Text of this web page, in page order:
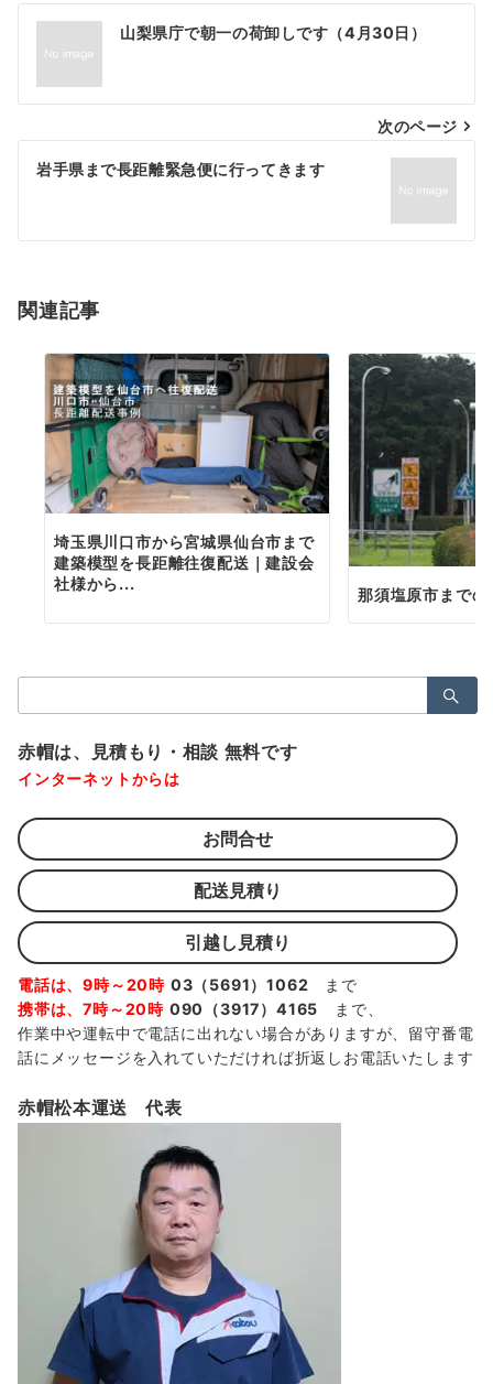
投
ナ
ビ
ゲ
シ
ン
山梨県庁で朝一の荷卸しです（4月30日）
次のページ
岩手県まで長距離緊急便に行ってきます
関連記事
埼玉県川口市から宮城県仙台市まで
建築模型を長距離往復配送｜建設会
社様から...
那須塩原市までの
索：
赤帽は、見積もり・相談 無料です
インターネットからは
お問合せ
配送見積り
引越し見積り
電話は、9時～20時 03（5691）1062 まで
携帯は、7時～20時 090（3917）4165 まで、
作業中や運転中で電話に出れない場合がありますが、留守番電
話にメッセージを入れていただければ折返しお電話いたします
赤帽松本運送 代表